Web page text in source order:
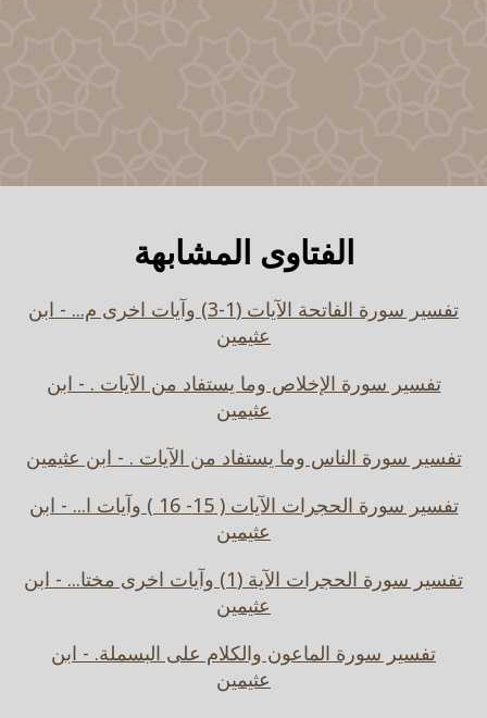
الفتاوى المشابهة
تفسير سورة الفاتحة الآيات (1-3) وآيات اخرى م... - ابن
عثيمين
تفسير سورة الإخلاص وما يستفاد من الآيات . - ابن
عثيمين
تفسير سورة الناس وما يستفاد من الآيات . - ابن عثيمين
تفسير سورة الحجرات الآيات ( 15- 16 ) وآيات ا... - ابن
عثيمين
تفسير سورة الحجرات الآية (1) وآيات اخرى مختا... - ابن
عثيمين
تفسير سورة الماعون والكلام على البسملة. - ابن
عثيمين